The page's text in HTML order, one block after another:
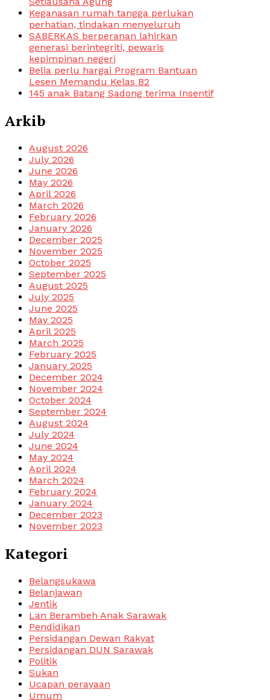
Keganasan rumah tangga perlukan
perhatian, tindakan menyeluruh
SABERKAS berperanan lahirkan
generasi berintegriti, pewaris
kepimpinan negeri
Belia perlu hargai Program Bantuan
Lesen Memandu Kelas B2
145 anak Batang Sadong terima Insentif
Arkib
August 2026
July 2026
June 2026
May 2026
April 2026
March 2026
February 2026
January 2026
December 2025
November 2025
October 2025
September 2025
August 2025
July 2025
June 2025
May 2025
April 2025
March 2025
February 2025
January 2025
December 2024
November 2024
October 2024
September 2024
August 2024
July 2024
June 2024
May 2024
April 2024
March 2024
February 2024
January 2024
December 2023
November 2023
Kategori
Belangsukawa
Belanjawan
Jentik
Lan Berambeh Anak Sarawak
Pendidikan
Persidangan Dewan Rakyat
Persidangan DUN Sarawak
Politik
Sukan
Ucapan perayaan
Umum